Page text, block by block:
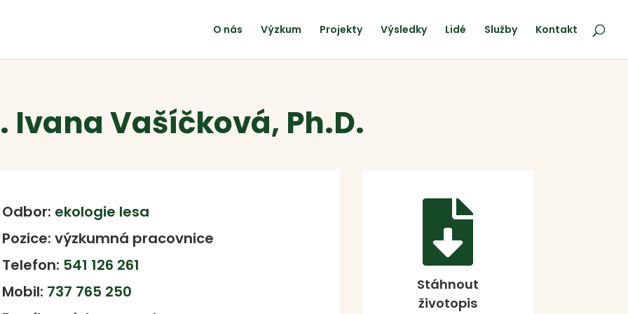
O nás Výzkum Projekty Výsledky Lidé Služby Kontakt
Ivana Vašíčková, Ph.D.
Odbor: ekologie lesa
Pozice: výzkumná pracovnice
Telefon: 541 126 261
Mobil: 737 765 250

Stáhnout
životopis